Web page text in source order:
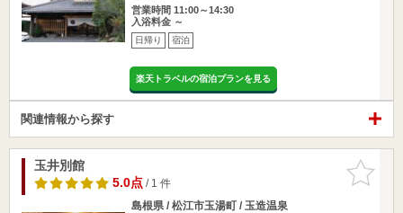
営業時間 11:00～14:30
入浴料金 ～
日帰り 宿泊
楽天トラベルの宿泊プランを見る
関連情報から探す
お気に入
りに追加
玉井別館
5.0点/ 1 件
島根県 / 松江市玉湯町 / 玉造温泉